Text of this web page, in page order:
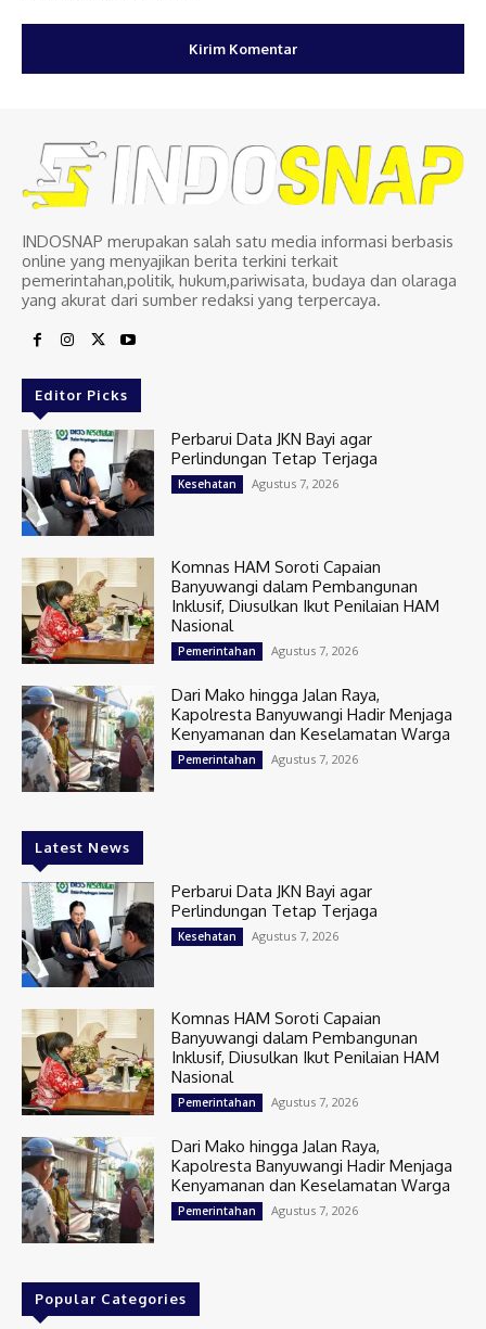
INDOSNAP merupakan salah satu media informasi berbasis
online yang menyajikan berita terkini terkait
pemerintahan,politik, hukum,pariwisata, budaya dan olaraga
yang akurat dari sumber redaksi yang terpercaya.
Editor Picks
Perbarui Data JKN Bayi agar
Perlindungan Tetap Terjaga
Kesehatan Agustus 7, 2026
Komnas HAM Soroti Capaian
Banyuwangi dalam Pembangunan
Inklusif, Diusulkan Ikut Penilaian HAM
Nasional
Pemerintahan Agustus 7, 2026
Dari Mako hingga Jalan Raya,
Kapolresta Banyuwangi Hadir Menjaga
Kenyamanan dan Keselamatan Warga
Pemerintahan Agustus 7, 2026
Latest News
Perbarui Data JKN Bayi agar
Perlindungan Tetap Terjaga
Kesehatan Agustus 7, 2026
Komnas HAM Soroti Capaian
Banyuwangi dalam Pembangunan
Inklusif, Diusulkan Ikut Penilaian HAM
Nasional
Pemerintahan Agustus 7, 2026
Dari Mako hingga Jalan Raya,
Kapolresta Banyuwangi Hadir Menjaga
Kenyamanan dan Keselamatan Warga
Pemerintahan Agustus 7, 2026
Popular Categories